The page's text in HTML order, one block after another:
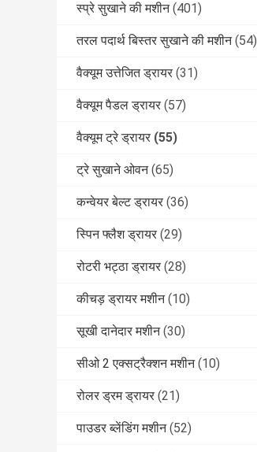
स्प्रे सुखाने की मशीन (401)
तरल पदार्थ बिस्तर सुखाने की मशीन (54)
वैक्यूम उत्तेजित ड्रायर (31)
वैक्यूम पैडल ड्रायर (57)
वैक्यूम ट्रे ड्रायर (55)
ट्रे सुखाने ओवन (65)
कन्वेयर बेल्ट ड्रायर (36)
स्पिन फ्लैश ड्रायर (29)
रोटरी भट्ठा ड्रायर (28)
कीचड़ ड्रायर मशीन (10)
सूखी दानेदार मशीन (30)
सीओ 2 एक्सट्रैक्शन मशीन (10)
रोलर ड्रम ड्रायर (21)
पाउडर ब्लेंडिंग मशीन (52)